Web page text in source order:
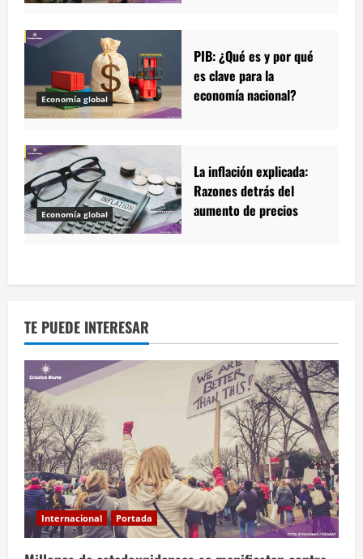
Economía global
PIB: ¿Qué es y por qué
es clave para la
economía nacional?
Economía global
La inflación explicada:
Razones detrás del
aumento de precios
TE PUEDE INTERESAR
Internacional Portada